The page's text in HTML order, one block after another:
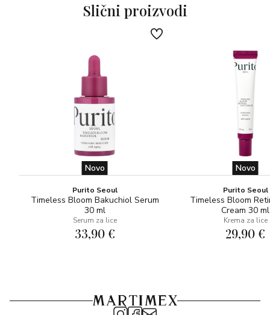
naočigled mlađu kožu.Slični proizvodi
Novo
Purito Seoul
Timeless Bloom Bakuchiol Serum
30 ml
Serum za lice
33,90 €
Novo
Purito Seoul
Timeless Bloom
Cream 30 ml
Krema za lice
29,90 €